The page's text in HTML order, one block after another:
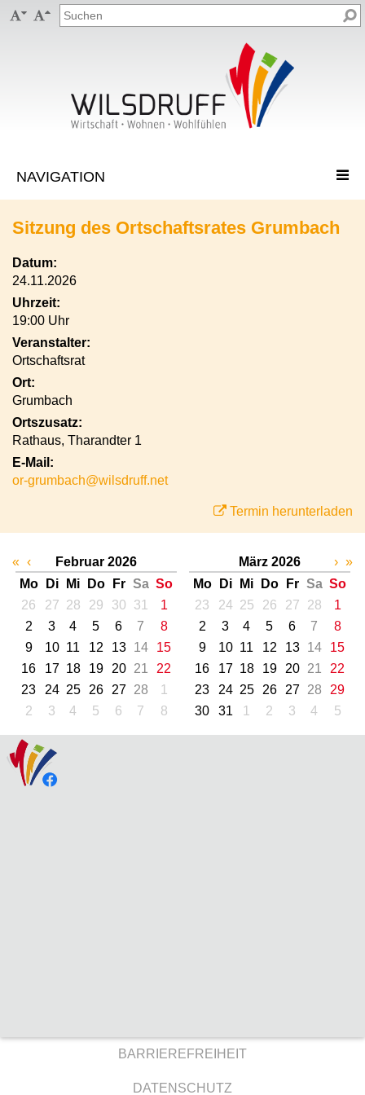
 
Sitzung des Ortschaftsrates Grumbach
Datum:
24.11.2026
Uhrzeit:
19:00 Uhr
Veranstalter:
Ortschaftsrat
Ort:
Grumbach
Ortszusatz:
Rathaus, Tharandter 1
E-Mail:
or-grumbach@wilsdruff.net
Termin herunterladen
« ‹
Februar 2026
Mo
Di Mi Do Fr Sa So
26
27 28 29 30 31
1
2
3 4 5 6 7
8
9
10 11 12 13 14
15
16
17 18 19 20 21
22
23
24 25 26 27 28
1
2
3 4 5 6 7 8
März 2026
Mo
Di Mi Do Fr Sa So
23
24 25 26 27 28
1
2
3 4 5 6 7
8
9
10 11 12 13 14
15
16
17 18 19 20 21
22
23
24 25 26 27 28
29
30
31 1 2 3 4 5
› »
BARRIEREFREIHEIT
DATENSCHUTZ